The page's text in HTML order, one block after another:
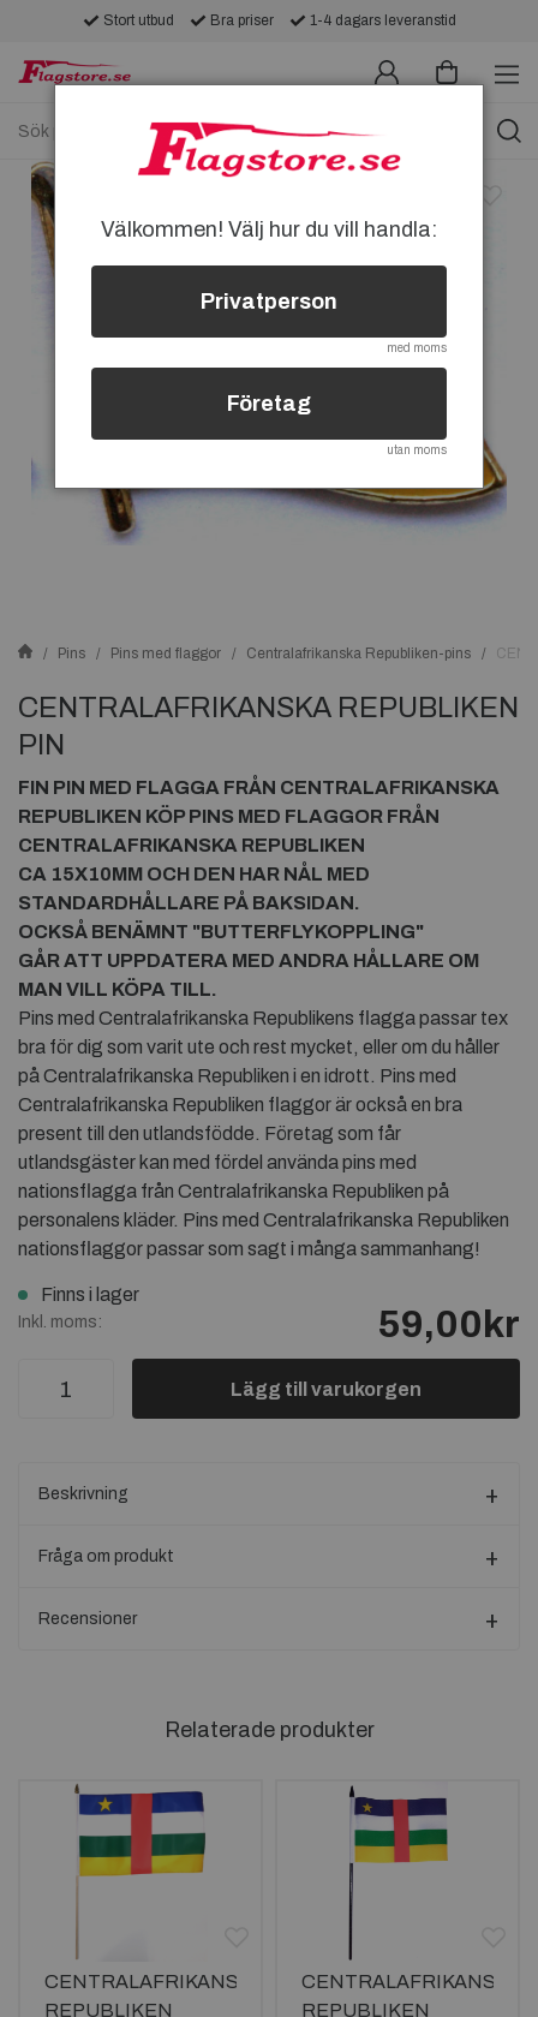
Stort utbud Bra priser 1-4 dagars leveranstid
Pins Pins med flaggor Centralafrikanska Republiken-pins
CENTRALAFRIKANSKA REPUBLIKEN
PIN
FIN PIN MED FLAGGA FRÅN CENTRALAFRIKANSKA
REPUBLIKEN KÖP PINS MED FLAGGOR FRÅN
CENTRALAFRIKANSKA REPUBLIKEN
CA 15X10MM OCH DEN HAR NÅL MED
STANDARDHÅLLARE PÅ BAKSIDAN.
OCKSÅ BENÄMNT "BUTTERFLYKOPPLING"
GÅR ATT UPPDATERA MED ANDRA HÅLLARE OM
MAN VILL KÖPA TILL.
Pins med Centralafrikanska Republikens flagga passar tex
bra för dig som varit ute och rest mycket, eller om du håller
på Centralafrikanska Republiken i en idrott. Pins med
Centralafrikanska Republiken flaggor är också en bra
present till den utlandsfödde. Företag som får
utlandsgäster kan med fördel använda pins med
nationsflagga från Centralafrikanska Republiken på
personalens kläder. Pins med Centralafrikanska Republiken
nationsflaggor passar som sagt i många sammanhang!
Finns i lager
Inkl. moms: 59,00kr
Lägg till varukorgen
Beskrivning
Fråga om produkt
Recensioner
Relaterade produkter
CENTRALAFRIKANSKA
REPUBLIKEN
CENTRALAFRIKANSKA
REPUBLIKEN
Välkommen! Välj hur du vill handla:
Privatperson
med moms
Företag
utan moms